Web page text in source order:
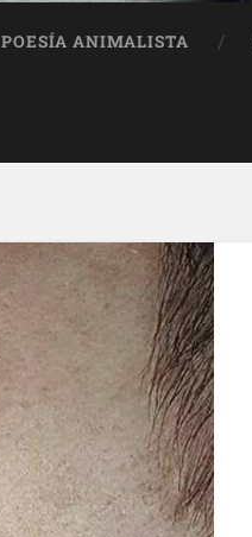
POESÍA ANIMALISTA